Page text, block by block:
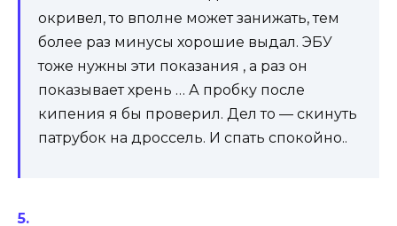
окривел, то вполне может занижать, тем
более раз минусы хорошие выдал. ЭБУ
тоже нужны эти показания , а раз он
показывает хрень … А пробку после
кипения я бы проверил. Дел то — скинуть
патрубок на дроссель. И спать спокойно..